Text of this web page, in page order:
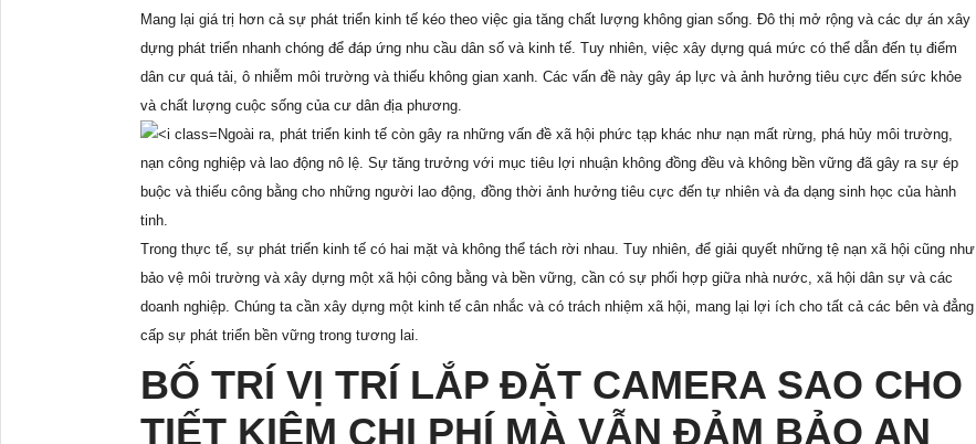
Mang lại giá trị hơn cả sự phát triển kinh tế kéo theo việc gia tăng chất lượng không gian sống. Đô thị mở rộng và các dự án xây
dựng phát triển nhanh chóng để đáp ứng nhu cầu dân số và kinh tế. Tuy nhiên, việc xây dựng quá mức có thể dẫn đến tụ điểm
dân cư quá tải, ô nhiễm môi trường và thiếu không gian xanh. Các vấn đề này gây áp lực và ảnh hưởng tiêu cực đến sức khỏe
và chất lượng cuộc sống của cư dân địa phương.
Ngoài ra, phát triển kinh tế còn gây ra những vấn đề xã hội phức tạp khác như nạn mất rừng, phá hủy môi trường,
nạn công nghiệp và lao động nô lệ. Sự tăng trưởng với mục tiêu lợi nhuận không đồng đều và không bền vững đã gây ra sự ép
buộc và thiếu công bằng cho những người lao động, đồng thời ảnh hưởng tiêu cực đến tự nhiên và đa dạng sinh học của hành
tinh.
Trong thực tế, sự phát triển kinh tế có hai mặt và không thể tách rời nhau. Tuy nhiên, để giải quyết những tệ nạn xã hội cũng như
bảo vệ môi trường và xây dựng một xã hội công bằng và bền vững, cần có sự phối hợp giữa nhà nước, xã hội dân sự và các
doanh nghiệp. Chúng ta cần xây dựng một kinh tế cân nhắc và có trách nhiệm xã hội, mang lại lợi ích cho tất cả các bên và đẳng
cấp sự phát triển bền vững trong tương lai.
BỐ TRÍ VỊ TRÍ LẮP ĐẶT CAMERA SAO CHO
TIẾT KIỆM CHI PHÍ MÀ VẪN ĐẢM BẢO AN